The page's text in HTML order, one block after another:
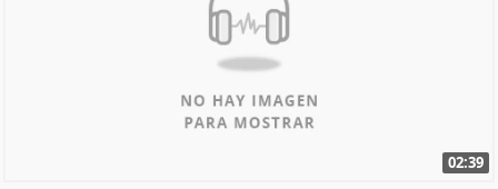
02:39